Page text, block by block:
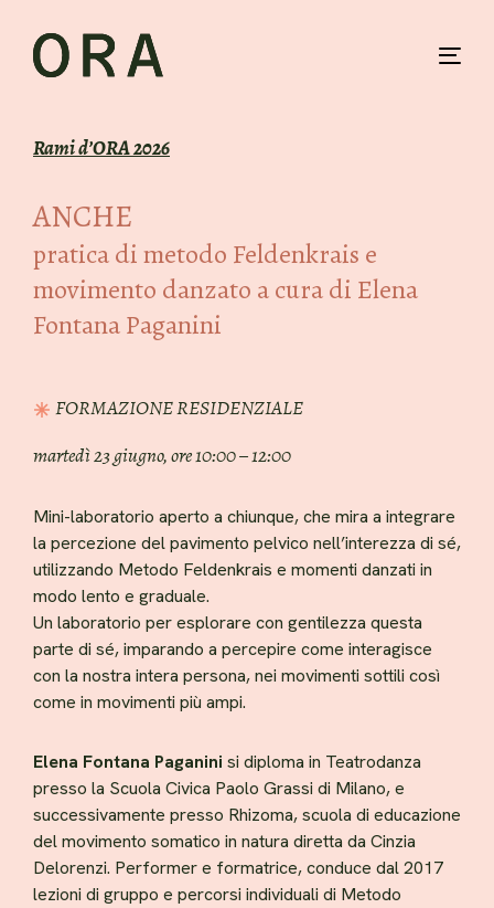
primary
ANCHE
pratica di metodo Feldenkrais e
movimento danzato a cura di Elena
Fontana Paganini
Rami d’ORA 2026
FORMAZIONE RESIDENZIALE
martedì 23 giugno, ore 10:00 – 12:00
Mini-laboratorio aperto a chiunque, che mira a integrare
la percezione del pavimento pelvico nell’interezza di sé,
utilizzando Metodo Feldenkrais e momenti danzati in
modo lento e graduale.
Un laboratorio per esplorare con gentilezza questa
parte di sé, imparando a percepire come interagisce
con la nostra intera persona, nei movimenti sottili così
come in movimenti più ampi.
Elena Fontana Paganini si diploma in Teatrodanza
presso la Scuola Civica Paolo Grassi di Milano, e
successivamente presso Rhizoma, scuola di educazione
del movimento somatico in natura diretta da Cinzia
Delorenzi. Performer e formatrice, conduce dal 2017
lezioni di gruppo e percorsi individuali di Metodo